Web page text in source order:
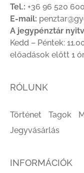
Tel.: +36 96 520
E-mail:
A jegypénztár
Kedd – Péntek:
előadások előtt 1
RÓLUNK
Történet Tagok
Jegyvásárlás
INFORMÁCIÓK